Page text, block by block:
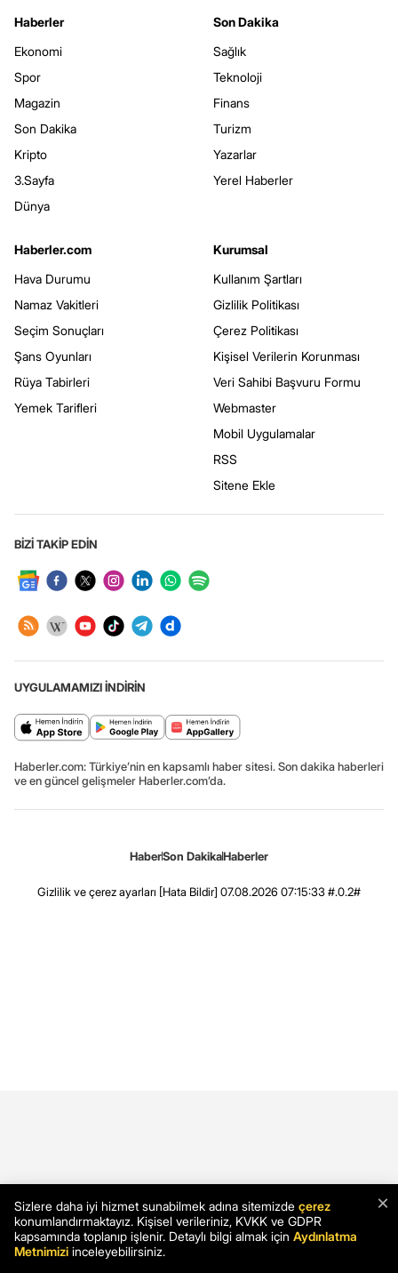
Haberler
Ekonomi
Spor
Magazin
Son Dakika
Kripto
3.Sayfa
Dünya
Son Dakika
Sağlık
Teknoloji
Finans
Turizm
Yazarlar
Yerel Haberler
Haberler.com
Hava Durumu
Namaz Vakitleri
Seçim Sonuçları
Şans Oyunları
Rüya Tabirleri
Yemek Tarifleri
Kurumsal
Kullanım Şartları
Gizlilik Politikası
Çerez Politikası
Kişisel Verilerin Korunması
Veri Sahibi Başvuru Formu
Webmaster
Mobil Uygulamalar
RSS
Sitene Ekle
BİZİ TAKİP EDİN
UYGULAMAMIZI İNDİRİN
Haberler.com: Türkiye’nin en kapsamlı haber sitesi. Son dakika haberleri
ve en güncel gelişmeler Haberler.com’da.
HaberSon DakikaHaberler
Gizlilik ve çerez ayarları [Hata Bildir] 07.08.2026 07:15:33 #.0.2#
×
Sizlere daha iyi hizmet sunabilmek adına sitemizde çerez
konumlandırmaktayız. Kişisel verileriniz, KVKK ve GDPR
kapsamında toplanıp işlenir. Detaylı bilgi almak için Aydınlatma
Metnimizi inceleyebilirsiniz.